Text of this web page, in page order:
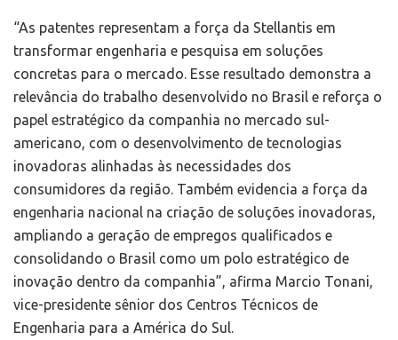
“As patentes representam a força da Stellantis em
transformar engenharia e pesquisa em soluções
concretas para o mercado. Esse resultado demonstra a
relevância do trabalho desenvolvido no Brasil e reforça o
papel estratégico da companhia no mercado sul-
americano, com o desenvolvimento de tecnologias
inovadoras alinhadas às necessidades dos
consumidores da região. Também evidencia a força da
engenharia nacional na criação de soluções inovadoras,
ampliando a geração de empregos qualificados e
consolidando o Brasil como um polo estratégico de
inovação dentro da companhia”, afirma Marcio Tonani,
vice-presidente sênior dos Centros Técnicos de
Engenharia para a América do Sul.